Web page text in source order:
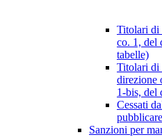
Titolari di
co. 1, del
tabelle)
Titolari di
direzione
1-bis, del
Cessati
Sanzioni per